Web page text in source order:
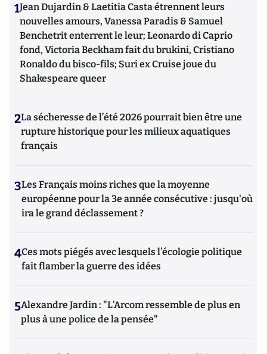
Coursera et Fun. Chercheur au centre d’histoire de Sciences
Po, ses travaux portent principalement sur deux sujets : la
place et le rôle de l’Etat-nation dans la construction
européenne ; la caractérisation de la territorialité de
l’Union européenne.
1Jean Dujardin & Laetitia Casta étrennent leurs
nouvelles amours, Vanessa Paradis & Samuel
Benchetrit enterrent le leur; Leonardo di Caprio
fond, Victoria Beckham fait du brukini, Cristiano
Ronaldo du bisco-fils; Suri ex Cruise joue du
Shakespeare queer
2La sécheresse de l’été 2026 pourrait bien être une
rupture historique pour les milieux aquatiques
français
3Les Français moins riches que la moyenne
européenne pour la 3e année consécutive : jusqu'où
ira le grand déclassement ?
4Ces mots piégés avec lesquels l’écologie politique
fait flamber la guerre des idées
5Alexandre Jardin : "L'Arcom ressemble de plus en
plus à une police de la pensée"